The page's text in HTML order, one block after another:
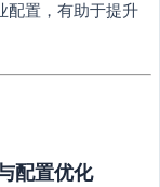
配置，有助于提升
配置优化